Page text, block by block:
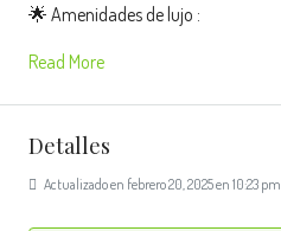
🌟 Amenidades de lujo :
Read More
Detalles
Actualizado en febrero 20, 2025 en 10:23 pm